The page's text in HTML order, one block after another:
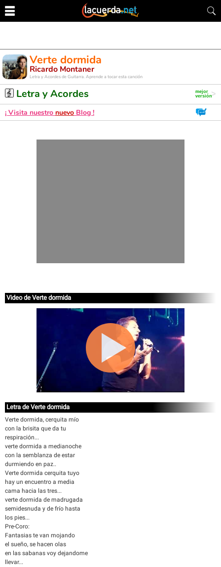
Verte dormida
Ricardo Montaner
Letra y Acordes de Guitarra. Aprende a tocar esta canción
Letra y Acordes
¡ Visita nuestro nuevo Blog !
Video de Verte dormida
Letra de Verte dormida
Verte dormida, cerquita mío
con la brisita que da tu
respiración...
verte dormida a medianoche
con la semblanza de estar
durmiendo en paz..
Verte dormida cerquita tuyo
hay un encuentro a media
cama hacia las tres...
verte dormida de madrugada
semidesnuda y de frío hasta
los pies...
Pre-Coro:
Fantasias te van mojando
el sueño, se hacen olas
en las sabanas voy dejandome
llevar...